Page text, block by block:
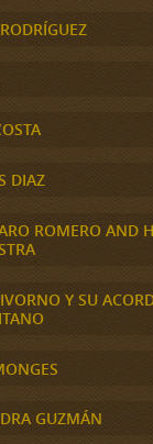
DIAZ
ROMERO AND
Y SU
GUZMÁN